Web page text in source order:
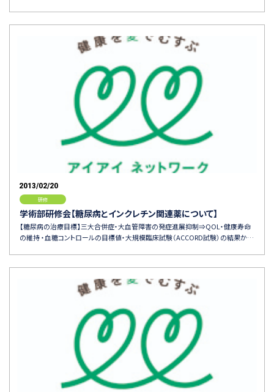
2013/02/20
研修
学術部研修会【糖尿病とインクレチン関連薬について】
【糖尿病の治療目標】三大合併症・大血管障害の発症進展抑制⇒QOL・健康寿命
の維持 ・血糖コントロールの目標値・大規模臨床試験（ACCORD試験）の結果か…